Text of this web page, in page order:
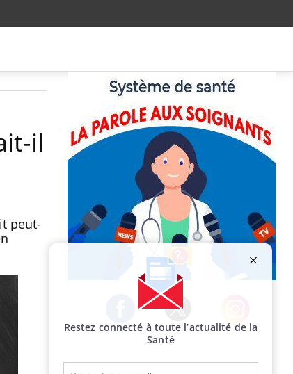
il
peut-
Facebook Twitter Instagram
Restez connecté à toute l’actualité de la
Santé